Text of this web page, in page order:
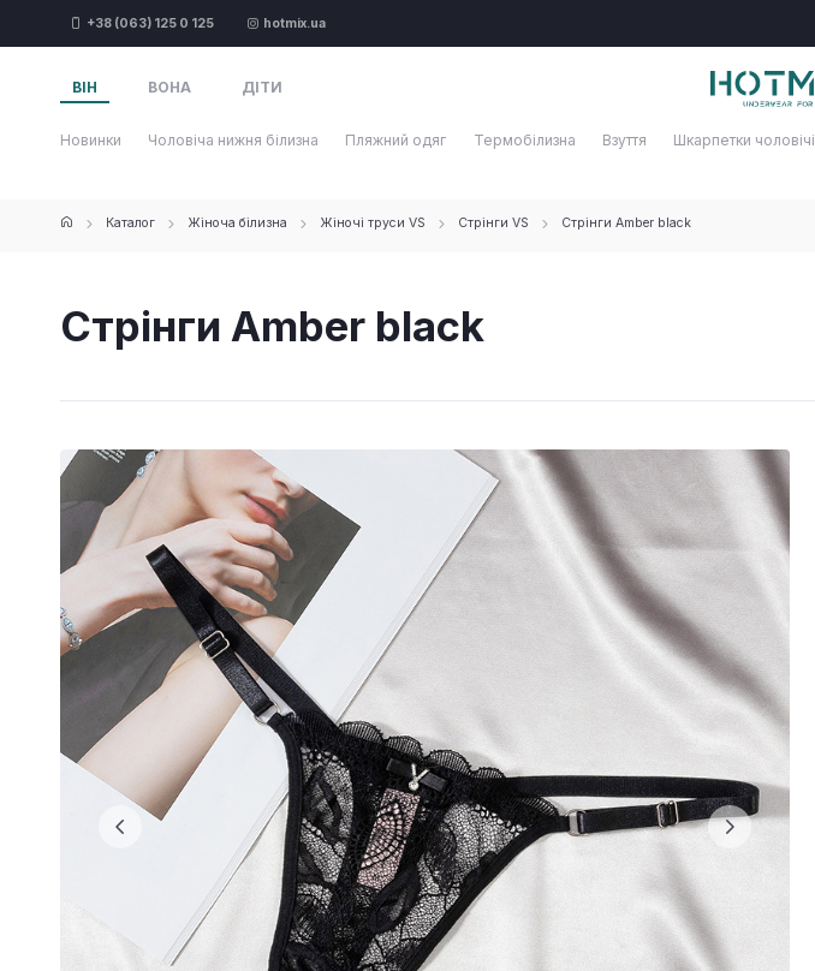
+38 (063) 125 0 125 hotmix.ua
ВІН ВОНА ДІТИ
Новинки Чоловіча нижня білизна Пляжний одяг Термобілизна Взуття Шкарпетки чоловічі
Каталог Жіноча білизна Жіночі труси VS Стрінги VS Стрінги Amber black
Стрінги Amber black